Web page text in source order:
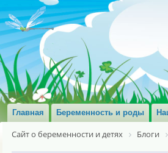
Главная Беременность и роды
Сайт о беременности и детях Блоги